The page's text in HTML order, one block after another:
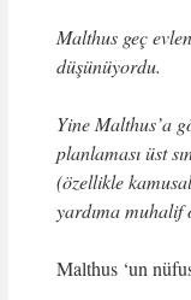
Malthus geç
düşünüyordu.
Yine Malthus’a
planlaması üst
(özellikle
yardıma muhalif
Malthus ‘un